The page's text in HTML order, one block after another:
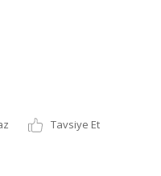
Tavsiye Et